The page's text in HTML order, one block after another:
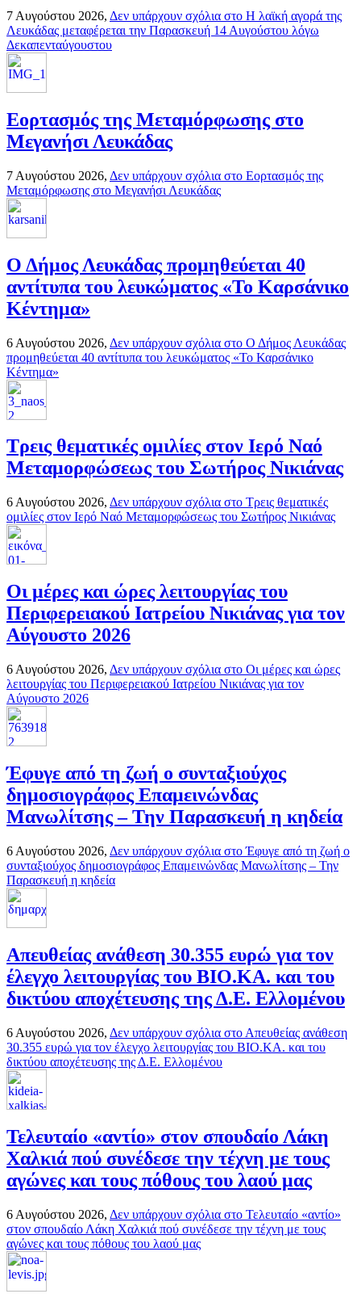
7 Αυγούστου 2026, Δεν υπάρχουν σχόλια στο Η λαϊκή αγορά της
Λευκάδας μεταφέρεται την Παρασκευή 14 Αυγούστου λόγω
Δεκαπενταύγουστου
Εορτασμός της Μεταμόρφωσης στο
Μεγανήσι Λευκάδας
7 Αυγούστου 2026, Δεν υπάρχουν σχόλια στο Εορτασμός της
Μεταμόρφωσης στο Μεγανήσι Λευκάδας
Ο Δήμος Λευκάδας προμηθεύεται 40
αντίτυπα του λευκώματος «Το Καρσάνικο
Κέντημα»
6 Αυγούστου 2026, Δεν υπάρχουν σχόλια στο Ο Δήμος Λευκάδας
προμηθεύεται 40 αντίτυπα του λευκώματος «Το Καρσάνικο
Κέντημα»
Τρεις θεματικές ομιλίες στον Ιερό Ναό
Μεταμορφώσεως του Σωτήρος Νικιάνας
6 Αυγούστου 2026, Δεν υπάρχουν σχόλια στο Τρεις θεματικές
ομιλίες στον Ιερό Ναό Μεταμορφώσεως του Σωτήρος Νικιάνας
Οι μέρες και ώρες λειτουργίας του
Περιφερειακού Ιατρείου Νικιάνας για τον
Αύγουστο 2026
6 Αυγούστου 2026, Δεν υπάρχουν σχόλια στο Οι μέρες και ώρες
λειτουργίας του Περιφερειακού Ιατρείου Νικιάνας για τον
Αύγουστο 2026
Έφυγε από τη ζωή ο συνταξιούχος
δημοσιογράφος Επαμεινώνδας
Μανωλίτσης – Την Παρασκευή η κηδεία
6 Αυγούστου 2026, Δεν υπάρχουν σχόλια στο Έφυγε από τη ζωή ο
συνταξιούχος δημοσιογράφος Επαμεινώνδας Μανωλίτσης – Την
Παρασκευή η κηδεία
Απευθείας ανάθεση 30.355 ευρώ για τον
έλεγχο λειτουργίας του ΒΙΟ.ΚΑ. και του
δικτύου αποχέτευσης της Δ.Ε. Ελλομένου
6 Αυγούστου 2026, Δεν υπάρχουν σχόλια στο Απευθείας ανάθεση
30.355 ευρώ για τον έλεγχο λειτουργίας του ΒΙΟ.ΚΑ. και του
δικτύου αποχέτευσης της Δ.Ε. Ελλομένου
Τελευταίο «αντίο» στον σπουδαίο Λάκη
Χαλκιά πού συνέδεσε την τέχνη με τους
αγώνες και τους πόθους του λαού μας
6 Αυγούστου 2026, Δεν υπάρχουν σχόλια στο Τελευταίο «αντίο»
στον σπουδαίο Λάκη Χαλκιά πού συνέδεσε την τέχνη με τους
αγώνες και τους πόθους του λαού μας